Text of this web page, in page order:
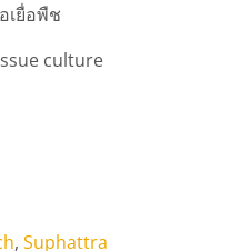
เยื่อพืช
culture
, Suphattra